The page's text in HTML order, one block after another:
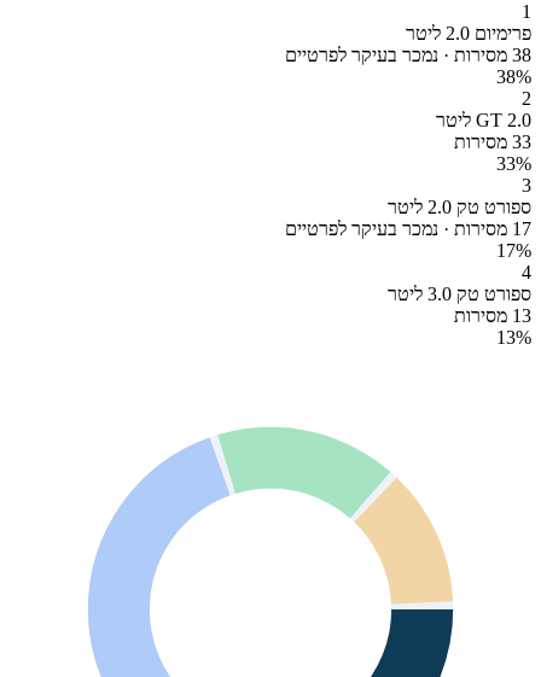
1
פרימיום 2.0 ליטר
38 מסירות · נמכר בעיקר לפרטיים
38%
2
GT 2.0 ליטר
33 מסירות
33%
3
ספורט טק 2.0 ליטר
17 מסירות · נמכר בעיקר לפרטיים
17%
4
ספורט טק 3.0 ליטר
13 מסירות
13%